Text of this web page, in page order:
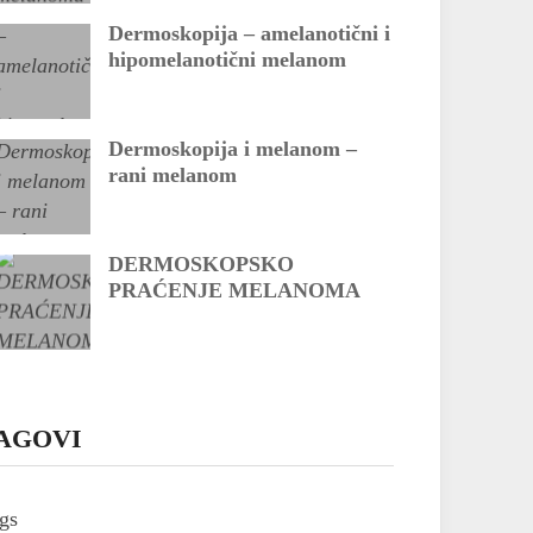
Dermoskopija – amelanotični i
hipomelanotični melanom
Dermoskopija i melanom –
rani melanom
DERMOSKOPSKO
PRAĆENJE MELANOMA